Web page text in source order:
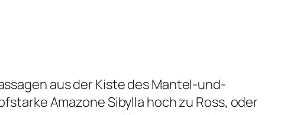
aus der Kiste des Mantel-und-
Amazone Sibylla hoch zu Ross, oder